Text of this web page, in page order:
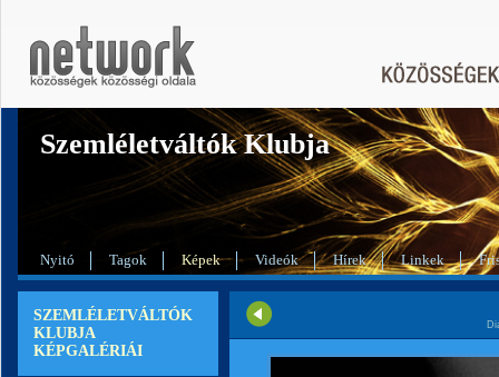
Szemléletváltók Klubja
Nyitó Tagok Képek Videók Hírek Linkek
SZEMLÉLETVÁLTÓK
KLUBJA
KÉPGALÉRIÁI